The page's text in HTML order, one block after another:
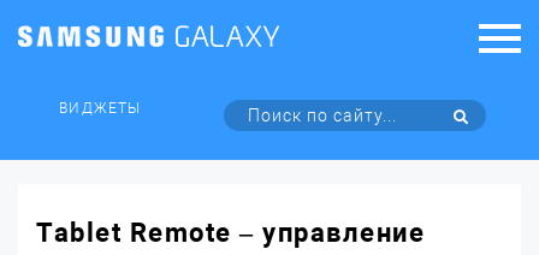
ВИДЖЕТЫ
Tablet Remote – управление